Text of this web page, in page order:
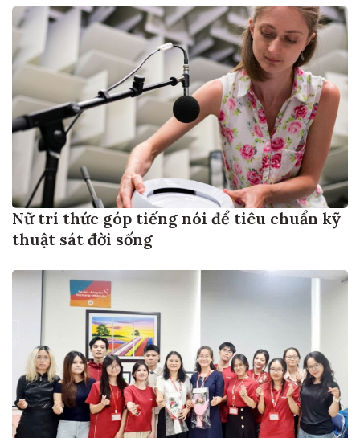
Nữ trí thức góp tiếng nói để tiêu chuẩn kỹ
thuật sát đời sống